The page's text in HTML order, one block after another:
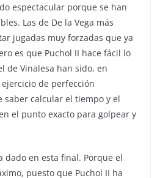
espectacular porque se han
Las de De la Vega más
jugadas muy forzadas que ya
es que Puchol II hace fácil lo
de Vinalesa han sido, en
de perfección
saber calcular el tiempo y el
el punto exacto para golpear y
dado en esta final. Porque el
puesto que Puchol II ha